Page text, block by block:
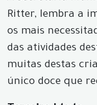
Ritter, lembra a
os mais
das atividades
muitas destas
único doce que